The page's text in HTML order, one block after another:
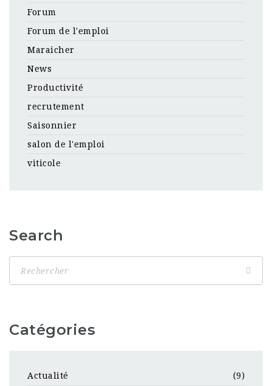
Forum
Forum de l'emploi
Maraicher
News
Productivité
recrutement
Saisonnier
salon de l'emploi
viticole
Search
Catégories
Actualité
(9)